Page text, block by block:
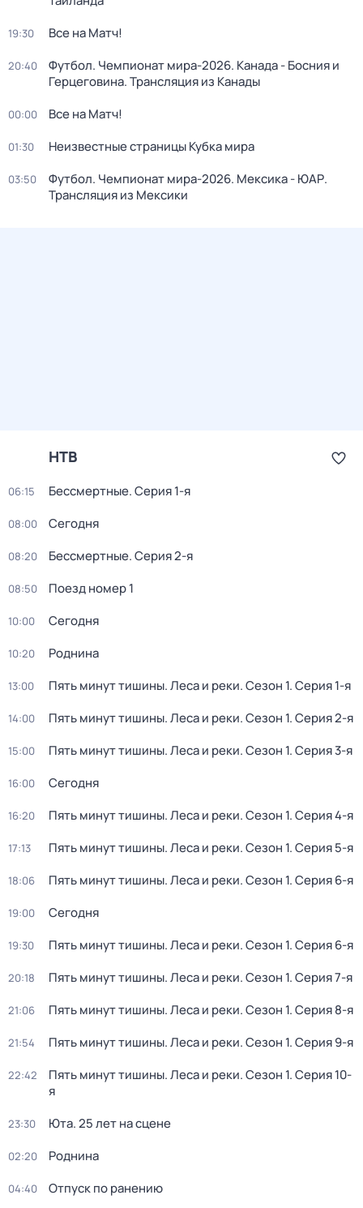
19:30 Все на Матч!
20:40
Футбол. Чемпионат мира-2026. Канада - Босния и
Герцеговина. Трансляция из Канады
00:00 Все на Матч!
01:30 Неизвестные страницы Кубка мира
03:50
Футбол. Чемпионат мира-2026. Мексика - ЮАР.
Трансляция из Мексики
НТВ
06:15 Бессмертные. Серия 1-я
08:00 Сегодня
08:20 Бессмертные. Серия 2-я
08:50 Поезд номер 1
10:00 Сегодня
10:20 Роднина
13:00 Пять минут тишины. Леса и реки. Сезон 1. Серия 1-я
14:00 Пять минут тишины. Леса и реки. Сезон 1. Серия 2-я
15:00 Пять минут тишины. Леса и реки. Сезон 1. Серия 3-я
16:00 Сегодня
16:20 Пять минут тишины. Леса и реки. Сезон 1. Серия 4-я
17:13 Пять минут тишины. Леса и реки. Сезон 1. Серия 5-я
18:06 Пять минут тишины. Леса и реки. Сезон 1. Серия 6-я
19:00 Сегодня
19:30 Пять минут тишины. Леса и реки. Сезон 1. Серия 6-я
20:18 Пять минут тишины. Леса и реки. Сезон 1. Серия 7-я
21:06 Пять минут тишины. Леса и реки. Сезон 1. Серия 8-я
21:54 Пять минут тишины. Леса и реки. Сезон 1. Серия 9-я
22:42 Пять минут тишины. Леса и реки. Сезон 1. Серия 10-
я
23:30 Юта. 25 лет на сцене
02:20 Роднина
04:40 Отпуск по ранению